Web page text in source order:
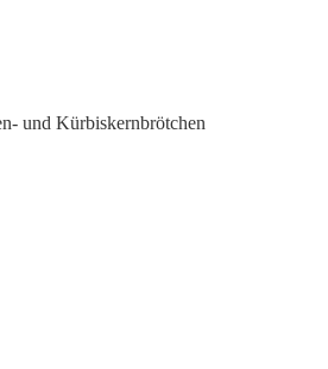
und Kürbiskernbrötchen